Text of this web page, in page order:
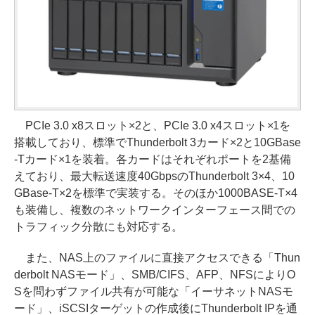
PCIe 3.0 x8スロット×2と、PCIe 3.0 x4スロット×1を
搭載しており、標準でThunderbolt 3カード×2と10GBase
-Tカード×1を装着。各カードはそれぞれポートを2基備
えており、最大転送速度40GbpsのThunderbolt 3×4、10
GBase-T×2を標準で実装する。そのほか1000BASE-T×4
も装備し、複数のネットワークインターフェース間での
トラフィック分散にも対応する。
また、NAS上のファイルに直接アクセスできる「Thun
derbolt NASモード」、SMB/CIFS、AFP、NFSによりO
Sを問わずファイル共有が可能な「イーサネットNASモ
ード」、iSCSIターゲットの作成後にThunderbolt IPを通